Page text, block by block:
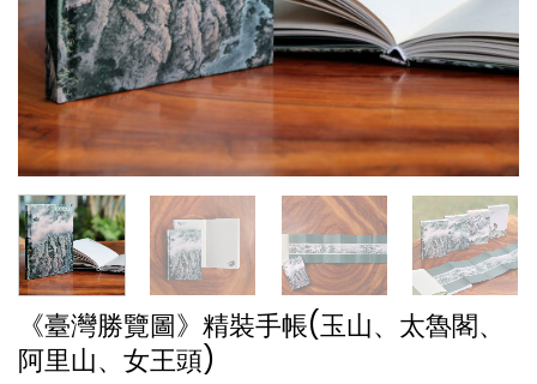
《臺灣勝覽圖》精裝手帳(玉山、太魯閣、
阿里山、女王頭)